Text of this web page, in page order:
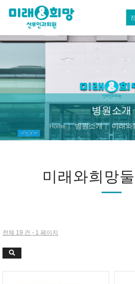
병원소개
Home 병원소개 미래와
미래와희망
전체 19 건 - 1 페이지